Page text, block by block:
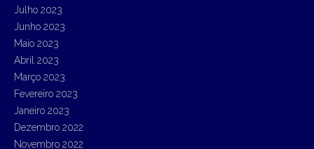
Julho 2023
Junho 2023
Maio 2023
Abril 2023
Março 2023
Fevereiro 2023
Janeiro 2023
Dezembro 2022
Novembro 2022